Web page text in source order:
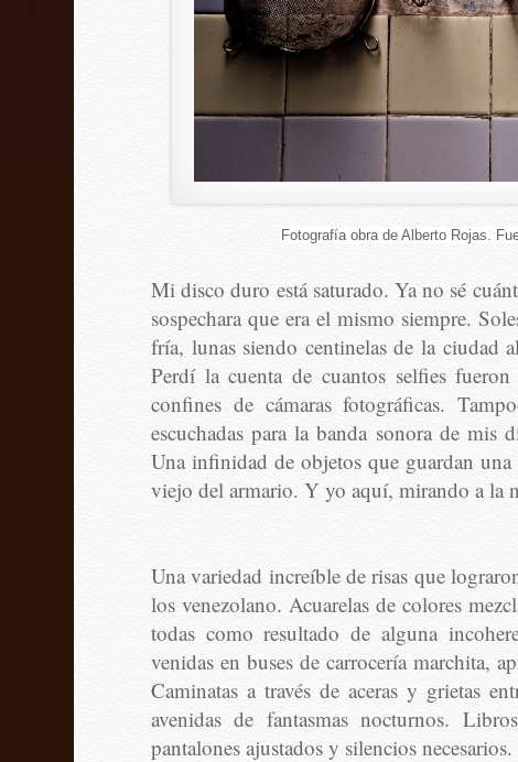
Fotografía obra de Alberto Rojas.
Mi disco duro está saturado. Ya no sé
sospechara que era el mismo siempre.
fría, lunas siendo centinelas de la ciudad
Perdí la cuenta de cuantos selfies
confines de cámaras fotográficas.
escuchadas para la banda sonora de mis
Una infinidad de objetos que guardan
viejo del armario. Y yo aquí, mirando a la
Una variedad increíble de risas que
los venezolano. Acuarelas de colores
todas como resultado de alguna
venidas en buses de carrocería marchita,
Caminatas a través de aceras y grietas
avenidas de fantasmas nocturnos.
pantalones ajustados y silencios necesarios.